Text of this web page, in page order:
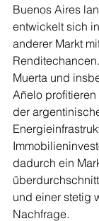
Buenos Aires
entwickelt sich
anderer Markt
Muerta und
Añelo
der
dadurch ein
und einer stetig
Nachfrage.